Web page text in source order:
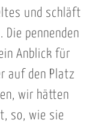
und schläft
Die pennenden
Anblick für
auf den Platz
wir hätten
so, wie sie